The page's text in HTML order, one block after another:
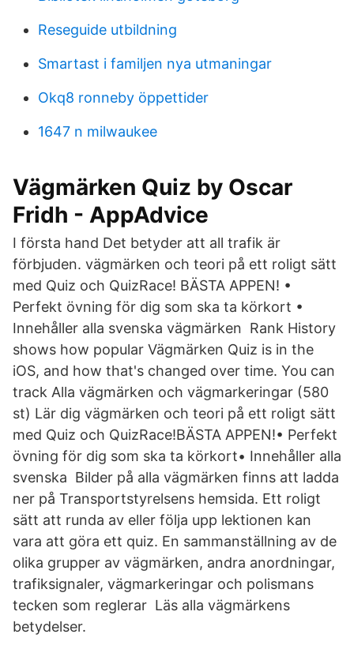
Reseguide utbildning
Smartast i familjen nya utmaningar
Okq8 ronneby öppettider
1647 n milwaukee
Vägmärken Quiz by Oscar
Fridh - AppAdvice
I första hand Det betyder att all trafik är
förbjuden. vägmärken och teori på ett roligt sätt
med Quiz och QuizRace! BÄSTA APPEN! •
Perfekt övning för dig som ska ta körkort •
Innehåller alla svenska vägmärken Rank History
shows how popular Vägmärken Quiz is in the
iOS, and how that's changed over time. You can
track Alla vägmärken och vägmarkeringar (580
st) Lär dig vägmärken och teori på ett roligt sätt
med Quiz och QuizRace!BÄSTA APPEN!• Perfekt
övning för dig som ska ta körkort• Innehåller alla
svenska Bilder på alla vägmärken finns att ladda
ner på Transportstyrelsens hemsida. Ett roligt
sätt att runda av eller följa upp lektionen kan
vara att göra ett quiz. En sammanställning av de
olika grupper av vägmärken, andra anordningar,
trafiksignaler, vägmarkeringar och polismans
tecken som reglerar Läs alla vägmärkens
betydelser.